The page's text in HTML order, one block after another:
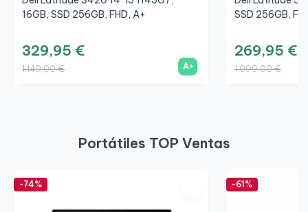
16GB, SSD 256GB, FHD, A+
329,95 €
1.149,00 € A+
SSD 256GB,
269,95 €
1.099,00 €
Portátiles TOP Ventas
-74% -61%